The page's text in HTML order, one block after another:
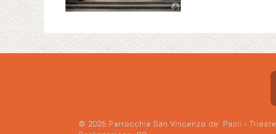
© 2026 Parrocchia San Vincenzo de' Paoli - Trieste